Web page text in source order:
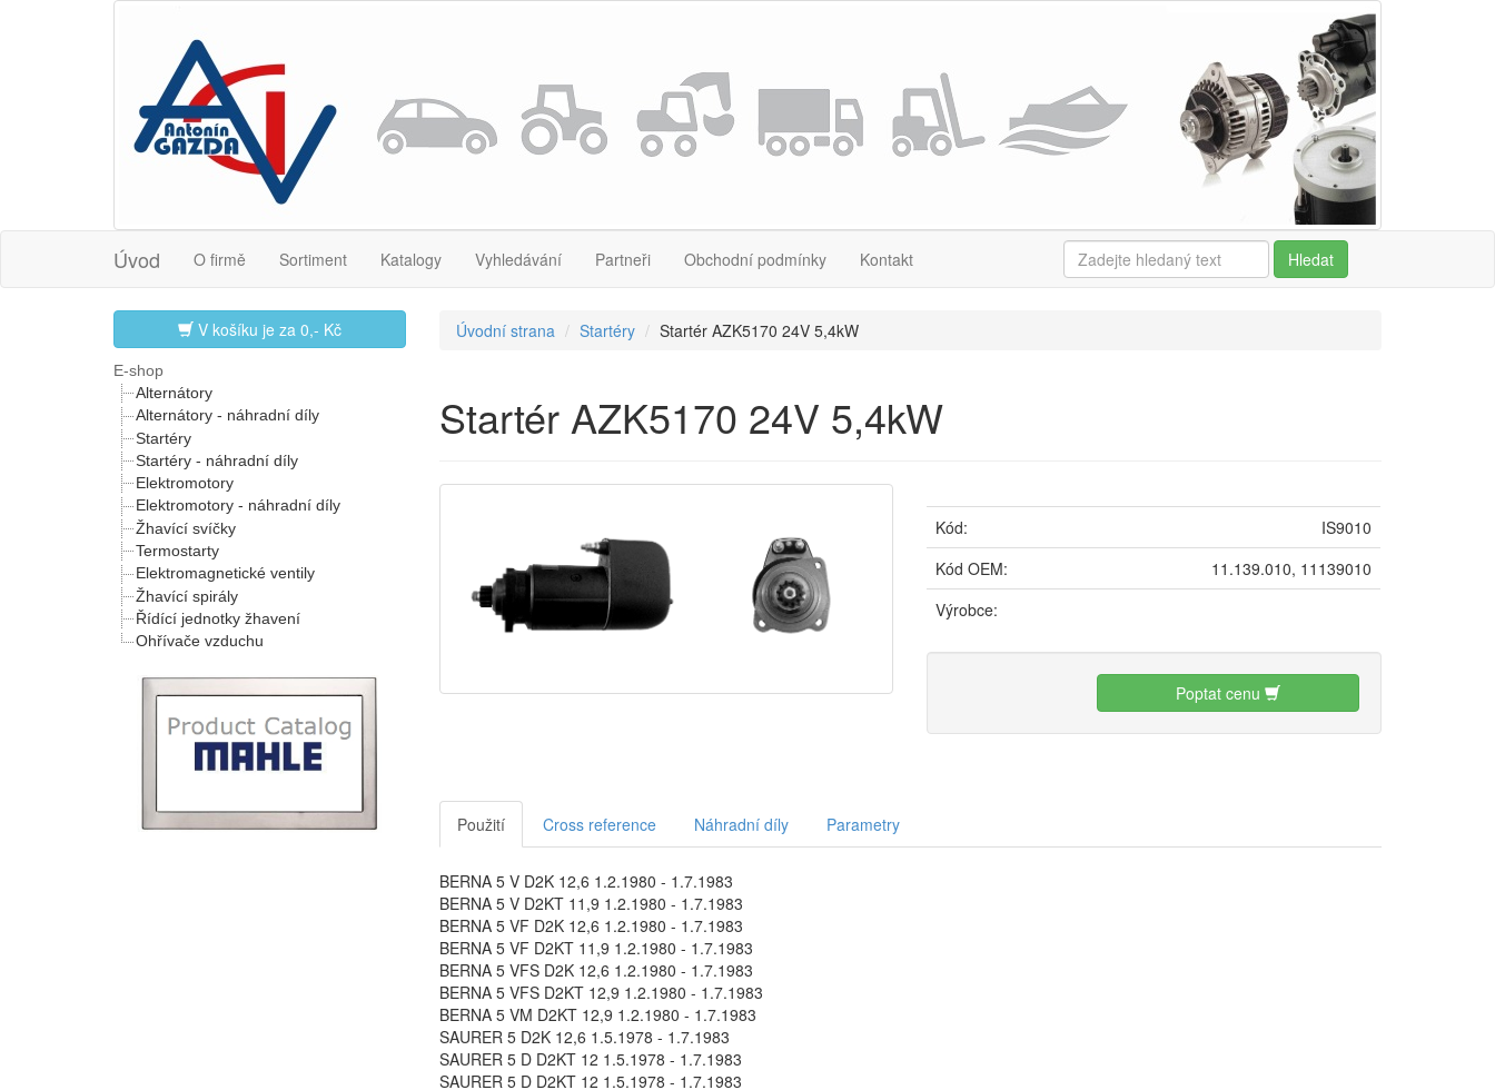
Úvod O firmě Sortiment Katalogy Vyhledávání Partneři Obchodní podmínky Kontakt Hledat
V košíku je za 0,- Kč
E-shop
Alternátory
Alternátory - náhradní díly
Startéry
Startéry - náhradní díly
Elektromotory
Elektromotory - náhradní díly
Žhavící svíčky
Termostarty
Elektromagnetické ventily
Žhavící spirály
Řídící jednotky žhavení
Ohřívače vzduchu
Úvodní strana Startéry Startér AZK5170 24V 5,4kW
Startér AZK5170 24V 5,4kW
Kód:
IS9010
Kód OEM:
11.139.010, 11139010
Výrobce:
Poptat cenu
Použití Cross reference Náhradní díly Parametry
BERNA 5 V D2K 12,6 1.2.1980 - 1.7.1983
BERNA 5 V D2KT 11,9 1.2.1980 - 1.7.1983
BERNA 5 VF D2K 12,6 1.2.1980 - 1.7.1983
BERNA 5 VF D2KT 11,9 1.2.1980 - 1.7.1983
BERNA 5 VFS D2K 12,6 1.2.1980 - 1.7.1983
BERNA 5 VFS D2KT 12,9 1.2.1980 - 1.7.1983
BERNA 5 VM D2KT 12,9 1.2.1980 - 1.7.1983
SAURER 5 D2K 12,6 1.5.1978 - 1.7.1983
SAURER 5 D D2KT 12 1.5.1978 - 1.7.1983
SAURER 5 D D2KT 12 1.5.1978 - 1.7.1983